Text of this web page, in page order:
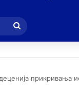
прикривања